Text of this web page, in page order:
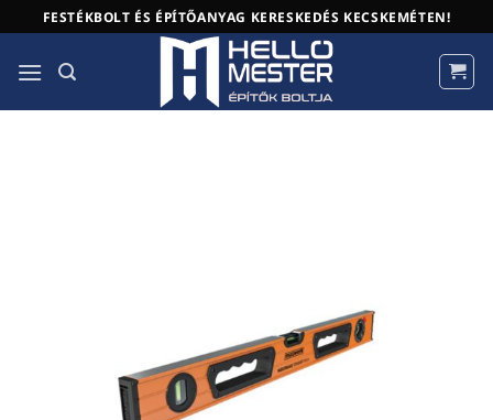
to
content
FESTÉKBOLT ÉS ÉPÍTŐANYAG KERESKEDÉS KECSKEMÉTEN!